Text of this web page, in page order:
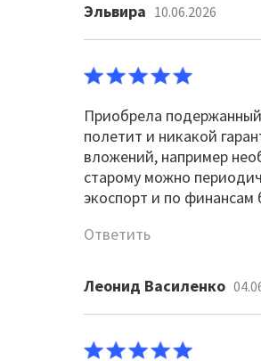
Эльвира 10.06.2026
Приобрела
полетит и никакой
вложений, например
старому можно
экоспорт и по
Ответить
Леонид Василенко